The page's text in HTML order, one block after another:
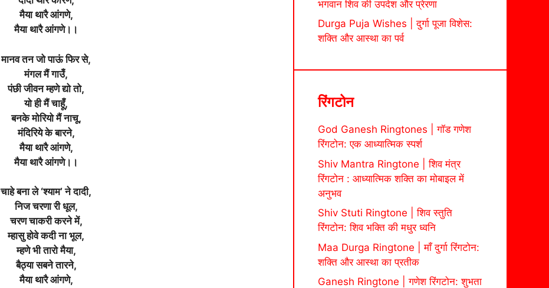
मैया थारै आंगणे,
मैया थारै आंगणे।।
मानव तन जो पाऊं फिर से,
मंगल मैं गाउँ,
पंछी जीवन म्हणे द्यो तो,
यो ही मैं चाहूँ,
बनके मोरियो मैं नाचू,
मंदिरिये के बारने,
मैया थारै आंगणे,
मैया थारै आंगणे।।
चाहे बना ले ‘श्याम’ ने दादी,
निज चरणा री धूल,
चरण चाकरी करने में,
म्हासु होवे कदी ना भूल,
म्हणे भी तारो मैया,
बैठ्या सबने तारने,
मैया थारै आंगणे,
भगवान शिव की उपदेश और प्रेरणा
Durga Puja Wishes | दुर्गा पूजा विशेस:
शक्ति और आस्था का पर्व
रिंगटोन
God Ganesh Ringtones | गॉड गणेश
रिंगटोन: एक आध्यात्मिक स्पर्श
Shiv Mantra Ringtone | शिव मंत्र
रिंगटोन : आध्यात्मिक शक्ति का मोबाइल में
अनुभव
Shiv Stuti Ringtone | शिव स्तुति
रिंगटोन: शिव भक्ति की मधुर ध्वनि
Maa Durga Ringtone | माँ दुर्गा रिंगटोन:
शक्ति और आस्था का प्रतीक
Ganesh Ringtone | गणेश रिंगटोन: शुभता